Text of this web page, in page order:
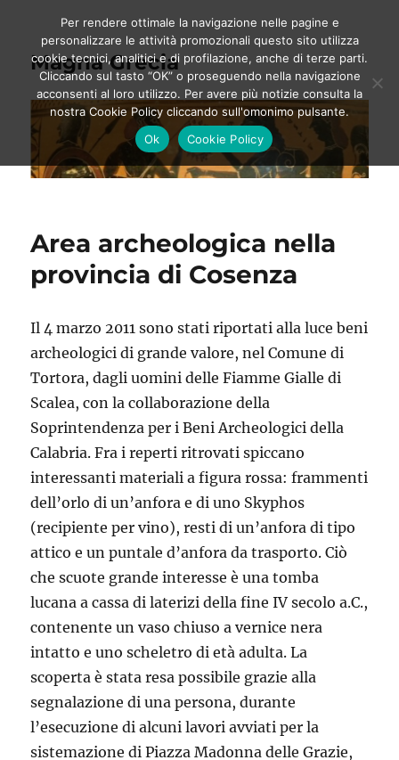
Magna Grecia
Area archeologica nella
provincia di Cosenza
Il 4 marzo 2011 sono stati riportati alla luce beni
archeologici di grande valore, nel Comune di
Tortora, dagli uomini delle Fiamme Gialle di
Scalea, con la collaborazione della
Soprintendenza per i Beni Archeologici della
Calabria. Fra i reperti ritrovati spiccano
interessanti materiali a figura rossa: frammenti
dell’orlo di un’anfora e di uno Skyphos
(recipiente per vino), resti di un’anfora di tipo
attico e un puntale d’anfora da trasporto. Ciò
che scuote grande interesse è una tomba
lucana a cassa di laterizi della fine IV secolo a.C.,
contenente un vaso chiuso a vernice nera
intatto e uno scheletro di età adulta. La
scoperta è stata resa possibile grazie alla
segnalazione di una persona, durante
l’esecuzione di alcuni lavori avviati per la
sistemazione di Piazza Madonna delle Grazie,
Per rendere ottimale la navigazione nelle pagine e
personalizzare le attività promozionali questo sito utilizza
cookie tecnici, analitici e di profilazione, anche di terze parti.
Cliccando sul tasto “OK” o proseguendo nella navigazione
acconsenti al loro utilizzo. Per avere più notizie consulta la
nostra Cookie Policy cliccando sull'omonimo pulsante.
Ok
Cookie Policy